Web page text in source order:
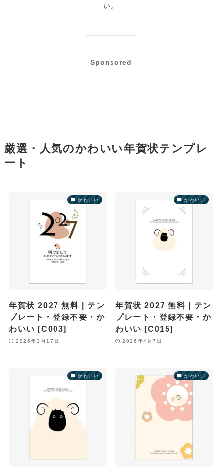
い。
Sponsored
厳選・人気のかわいい年賀状テンプレ
ート
かわいい
年賀状 2027 無料 | テン
プレート・登録不要・か
わいい [C003]
2026年3月17日
かわいい
年賀状 2027 無料 | テン
プレート・登録不要・か
わいい [C015]
2026年4月7日
かわいい かわいい